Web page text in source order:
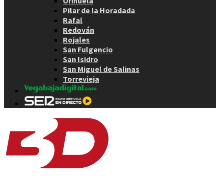
Pilar de la Horadada
Rafal
Redován
Rojales
San Fulgencio
San Isidro
San Miguel de Salinas
Torrevieja